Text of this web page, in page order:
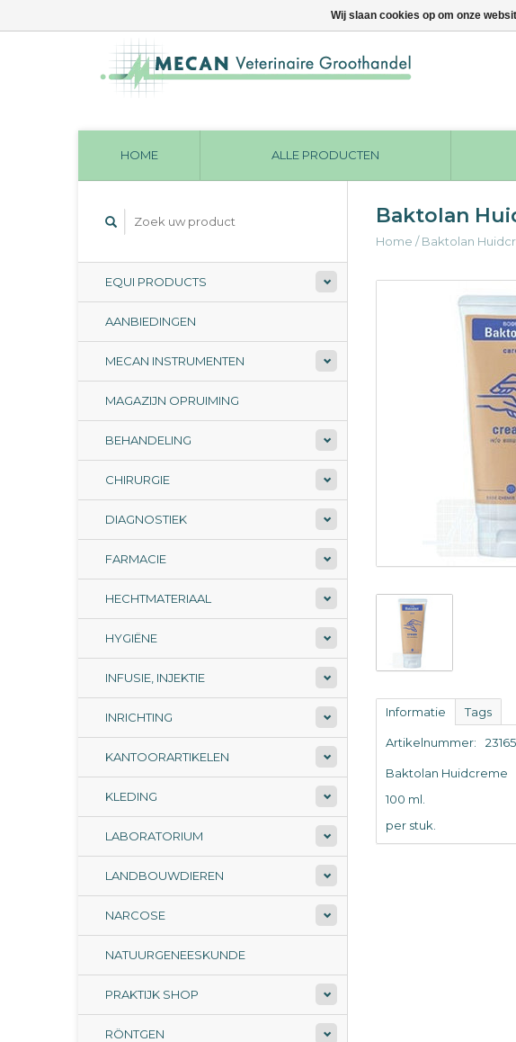
HOME ALLE PRODUCTEN
EQUI PRODUCTS
AANBIEDINGEN
MECAN INSTRUMENTEN
MAGAZIJN OPRUIMING
BEHANDELING
CHIRURGIE
DIAGNOSTIEK
FARMACIE
HECHTMATERIAAL
HYGIËNE
INFUSIE, INJEKTIE
INRICHTING
KANTOORARTIKELEN
KLEDING
LABORATORIUM
LANDBOUWDIEREN
NARCOSE
NATUURGENEESKUNDE
PRAKTIJK SHOP
RÖNTGEN
Baktolan
Home /Baktolan
Informatie Tags
Artikelnummer: 23165
Baktolan Huidcreme
100 ml.
per stuk.
Wij slaan cookies op om onze